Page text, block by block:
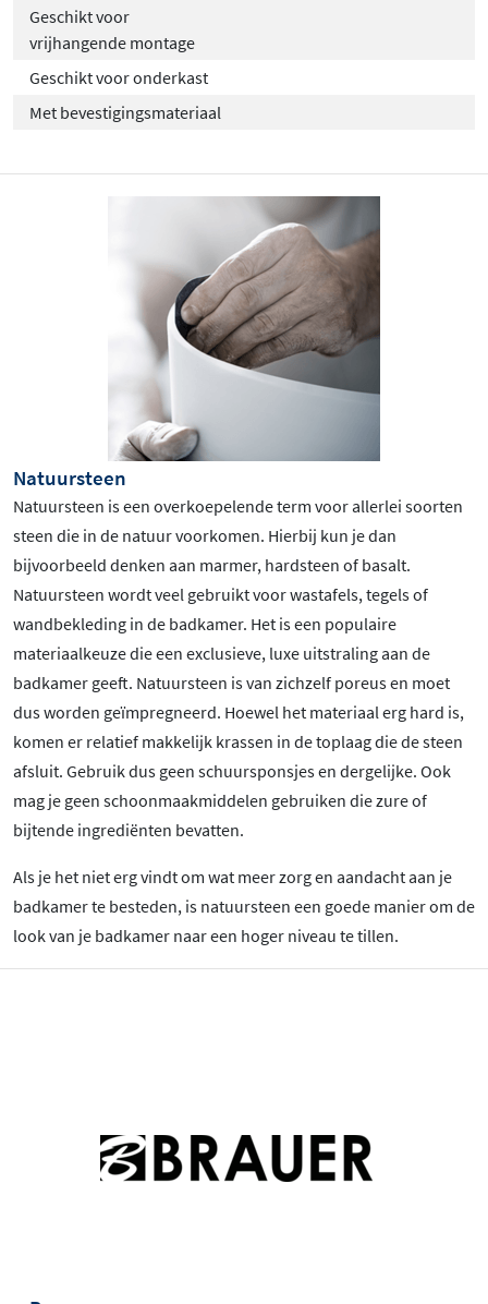
Geschikt voor
vrijhangende montage
Geschikt voor onderkast
Met bevestigingsmateriaal
Natuursteen
Natuursteen is een overkoepelende term voor allerlei soorten
steen die in de natuur voorkomen. Hierbij kun je dan
bijvoorbeeld denken aan marmer, hardsteen of basalt.
Natuursteen wordt veel gebruikt voor wastafels, tegels of
wandbekleding in de badkamer. Het is een populaire
materiaalkeuze die een exclusieve, luxe uitstraling aan de
badkamer geeft. Natuursteen is van zichzelf poreus en moet
dus worden geïmpregneerd. Hoewel het materiaal erg hard is,
komen er relatief makkelijk krassen in de toplaag die de steen
afsluit. Gebruik dus geen schuursponsjes en dergelijke. Ook
mag je geen schoonmaakmiddelen gebruiken die zure of
bijtende ingrediënten bevatten.
Als je het niet erg vindt om wat meer zorg en aandacht aan je
badkamer te besteden, is natuursteen een goede manier om de
look van je badkamer naar een hoger niveau te tillen.